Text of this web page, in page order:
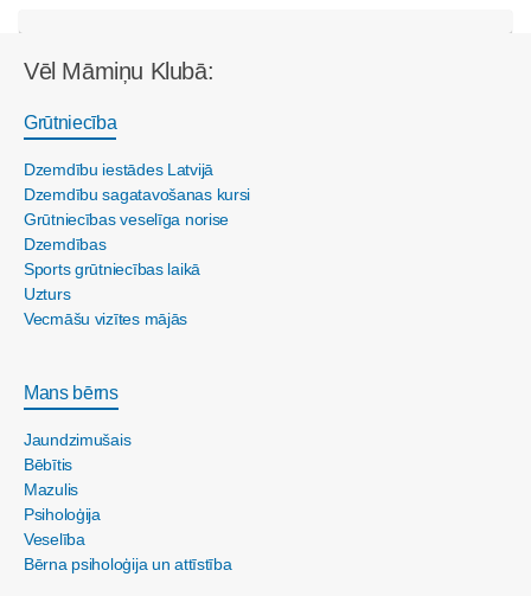
Vēl Māmiņu Klubā:
Grūtniecība
Dzemdību iestādes Latvijā
Dzemdību sagatavošanas kursi
Grūtniecības veselīga norise
Dzemdības
Sports grūtniecības laikā
Uzturs
Vecmāšu vizītes mājās
Mans bērns
Jaundzimušais
Bēbītis
Mazulis
Psiholoģija
Veselība
Bērna psiholoģija un attīstība